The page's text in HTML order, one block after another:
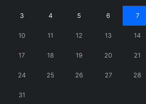
3 4 5 6 7
10 11 12 13 14
17 18 19 20 21
24 25 26 27 28
31